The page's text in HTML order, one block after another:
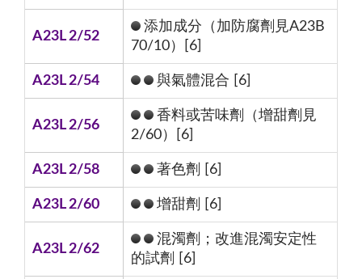
A23L 2/52
添加成分（加防腐劑見A23B
70/10）[6]
A23L 2/54 與氣體混合 [6]
A23L 2/56
香料或苦味劑（增甜劑見
2/60）[6]
A23L 2/58 著色劑 [6]
A23L 2/60 增甜劑 [6]
A23L 2/62
混濁劑；改進混濁安定性
的試劑 [6]